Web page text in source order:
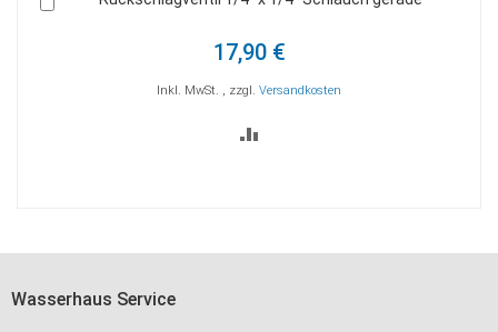
17,90 €
Inkl. MwSt. , zzgl. Versandkosten
Wasserhaus Service